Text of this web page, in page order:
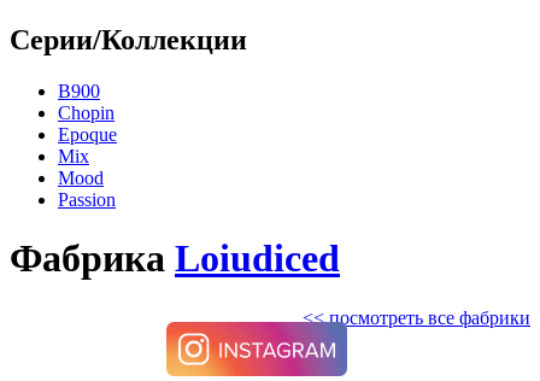
Серии/Коллекции
B900
Chopin
Epoque
Mix
Mood
Passion
Фабрика Loiudiced
<< посмотреть все фабрики